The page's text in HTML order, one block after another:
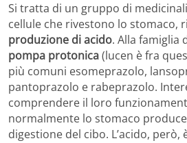
Si tratta di un gruppo di
cellule che rivestono lo stomaco,
produzione di acido. Alla famiglia
pompa protonica(lucen è fra
più comuni esomeprazolo,
pantoprazolo e rabeprazolo.
comprendere il loro
normalmente lo stomaco
digestione del cibo. L’acido,